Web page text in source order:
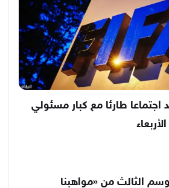
اجتماعا طارئا مع كبار مسئولي
الثالث من «مواهبنا